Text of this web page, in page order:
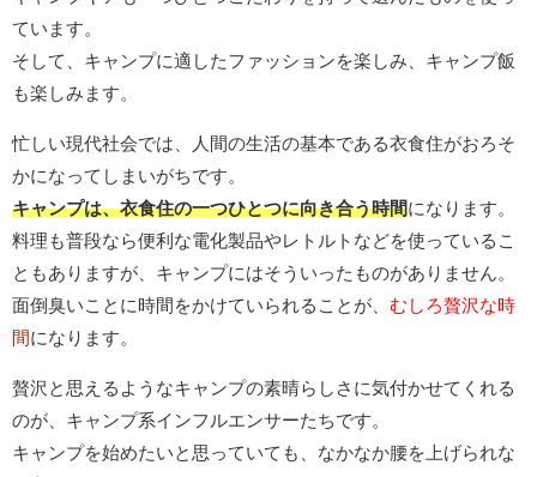
ています。
そして、キャンプに適したファッションを楽しみ、キャンプ飯
も楽しみます。
忙しい現代社会では、人間の生活の基本である衣食住がおろそ
かになってしまいがちです。
キャンプは、衣食住の一つひとつに向き合う時間になります。
料理も普段なら便利な電化製品やレトルトなどを使っているこ
ともありますが、キャンプにはそういったものがありません。
面倒臭いことに時間をかけていられることが、 むしろ贅沢な時
間になります。
贅沢と思えるようなキャンプの素晴らしさに気付かせてくれる
のが、キャンプ系インフルエンサーたちです。
キャンプを始めたいと思っていても、なかなか腰を上げられな